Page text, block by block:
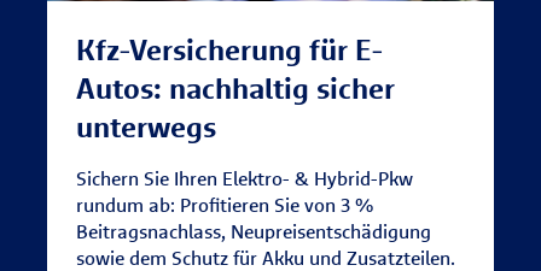
Kfz-Versicherung für E-
Autos: nachhaltig sicher
unterwegs
Sichern Sie Ihren Elektro- & Hybrid-Pkw
rundum ab: Profitieren Sie von 3 %
Beitragsnachlass, Neupreisentschädigung
sowie dem Schutz für Akku und Zusatzteilen.